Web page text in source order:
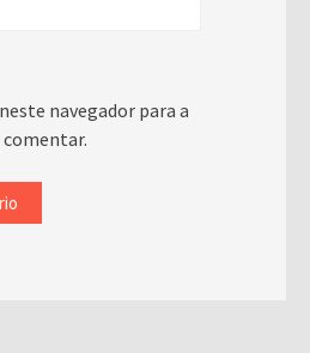
navegador para a
comentar.